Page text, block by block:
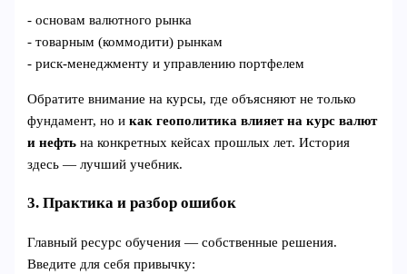
- основам валютного рынка
- товарным (коммодити) рынкам
- риск‑менеджменту и управлению портфелем
Обратите внимание на курсы, где объясняют не только
фундамент, но икак геополитика влияет на курс валют
и нефть на конкретных кейсах прошлых лет. История
здесь — лучший учебник.
3. Практика и разбор ошибок
Главный ресурс обучения — собственные решения.
Введите для себя привычку: